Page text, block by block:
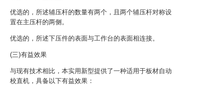
优选的，所述辅压杆的数量有两个，且两个辅压杆对称设
置在主压杆的两侧。
优选的，所述下压件的表面与工作台的表面相连接。
(三)有益效果
与现有技术相比，本实用新型提供了一种适用于板材自动
校直机，具备以下有益效果：